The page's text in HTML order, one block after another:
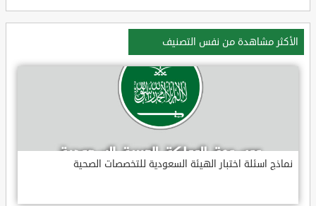
الأكثر مشاهدة من نفس التصنيف
نماذج اسئلة اختبار الهيئة السعودية للتخصصات الصحية